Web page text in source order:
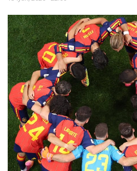
Dünya futbolu
Hadisə
Olimpiada
Layihə
Formula 1
İdman növləri